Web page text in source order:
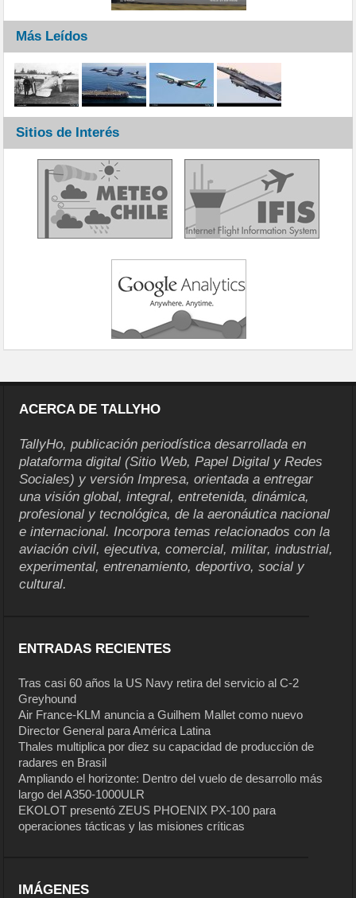
Más Leídos
Sitios de Interés
ACERCA DE TALLYHO
TallyHo, publicación periodística desarrollada en
plataforma digital (Sitio Web, Papel Digital y Redes
Sociales) y versión Impresa, orientada a entregar
una visión global, integral, entretenida, dinámica,
profesional y tecnológica, de la aeronáutica nacional
e internacional. Incorpora temas relacionados con la
aviación civil, ejecutiva, comercial, militar, industrial,
experimental, entrenamiento, deportivo, social y
cultural.
ENTRADAS RECIENTES
Tras casi 60 años la US Navy retira del servicio al C-2
Greyhound
Air France-KLM anuncia a Guilhem Mallet como nuevo
Director General para América Latina
Thales multiplica por diez su capacidad de producción de
radares en Brasil
Ampliando el horizonte: Dentro del vuelo de desarrollo más
largo del A350-1000ULR
EKOLOT presentó ZEUS PHOENIX PX-100 para
operaciones tácticas y las misiones críticas
IMÁGENES